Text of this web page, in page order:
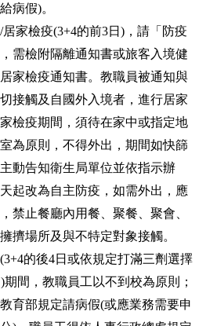
病假)。
居家檢疫(3+4的前3日)，請「防疫
需檢附隔離通知書或旅客入境健
家檢疫通知書。教職員被通知與
接觸及自國外入境者，進行居家
檢疫期間，須待在家中或指定地
為原則，不得外出，期間如快篩
動告知衛生局單位並依指示辦
起改為自主防疫，如需外出，應
禁止餐廳內用餐、聚餐、聚會、
擠場所及與不特定對象接觸。
的後4日或依規定打滿三劑選擇
期間，教職員工以不到校為原則；
育部規定請病假(或應業務需要申